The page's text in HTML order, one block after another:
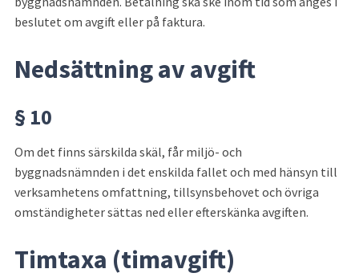
beslutet om avgift eller på faktura.
Nedsättning av avgift
§ 10
Om det finns särskilda skäl, får miljö- och
byggnadsnämnden i det enskilda fallet och med hänsyn till
verksamhetens omfattning, tillsynsbehovet och övriga
omständigheter sättas ned eller efterskänka avgiften.
Timtaxa (timavgift)